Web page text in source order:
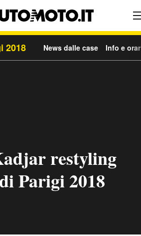
2018 News dalle case Info e
restyling
Parigi 2018